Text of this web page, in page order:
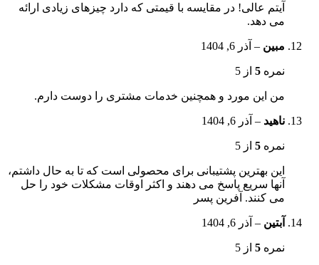
آیتم عالی! در مقایسه با قیمتی که دارد چیزهای زیادی ارائه
می دهد.
مبین – آذر 6, 1404
نمره 5 از 5
من این مورد و همچنین خدمات مشتری را دوست دارم.
ناهید – آذر 6, 1404
نمره 5 از 5
این بهترین پشتیبانی برای محصولی است که تا به حال داشتم،
آنها سریع پاسخ می دهند و اکثر اوقات مشکلات خود را حل
می کنند. آفرین پسر
آبتین – آذر 6, 1404
نمره 5 از 5